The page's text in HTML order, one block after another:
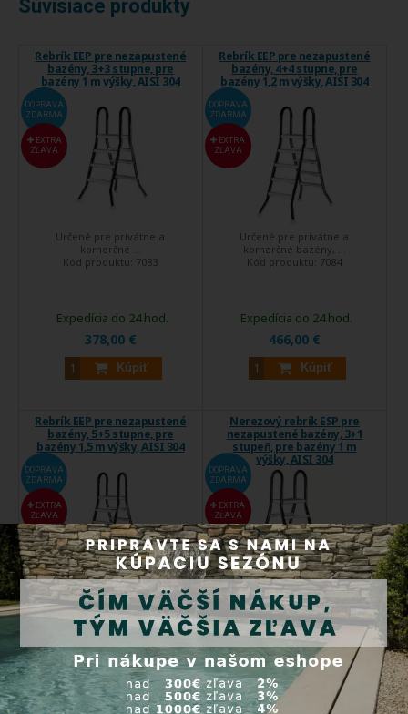
Súvisiace produkty
Rebrík EEP pre nezapustené
bazény, 3+3 stupne, pre
bazény 1 m výšky, AISI 304
DOPRAVA
ZDARMA
EXTRA
ZĽAVA
Určené pre privátne a
komerčné ...
Kód produktu: 7083
378,00 €
Kúpiť
Expedícia do 24 hod.
Rebrík EEP pre nezapustené
bazény, 4+4 stupne, pre
bazény 1,2 m výšky, AISI 304
DOPRAVA
ZDARMA
EXTRA
ZĽAVA
Určené pre privátne a
komerčné bazény, ...
Kód produktu: 7084
466,00 €
Kúpiť
Expedícia do 24 hod.
Rebrík EEP pre nezapustené
bazény, 5+5 stupne, pre
bazény 1,5 m výšky, AISI 304
DOPRAVA
ZDARMA
EXTRA
ZĽAVA
Určené pre privátne a
komerčné ...
Kód produktu:
7085
549,00 €
Expedícia do 24 hod.
Nerezový rebrík ESP pre
nezapustené bazény, 3+1
stupeň, pre bazény 1 m
výšky, AISI 304
DOPRAVA
ZDARMA
EXTRA
ZĽAVA
Príslušenstvo, ktoré zaručuje
pohodlný ...
Kód produktu:7073
340,00 €
Do 5 dní